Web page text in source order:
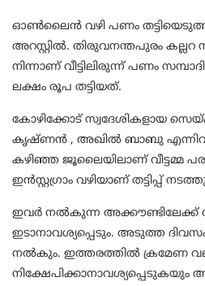
ഓണ്‍ലൈന്‍ വഴി പണം
അറസ്റ്റില്‍. തിരുവനന്തപുരം കല്ലറ
നിന്നാണ് വീട്ടിലിരുന്ന് പണം
ലക്ഷം രൂപ തട്ടിയത്.
കോഴിക്കോട് സ്വദേശികളായ
കൃഷ്ണന്‍ , അഖില്‍ ബാബു
കഴിഞ്ഞ ജൂലൈയിലാണ് വീട്ടമ്മ
ഇന്‍സ്റ്റഗ്രാം വഴിയാണ് തട്ടിപ്പ്
ഇവര്‍ നല്‍കുന്ന അക്കൗണ്ടിലേക്ക്
ഇടാനാവശ്യപ്പെടും. അടുത്ത ദിവസം
നല്‍കും. ഇത്തരത്തില്‍ ക്രമേണ
നിക്ഷേപിക്കാനാവശ്യപ്പെടുകയും